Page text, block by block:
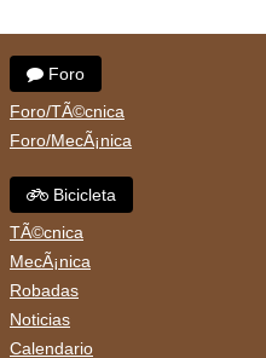
Foro
Foro/TÃ©cnica
Foro/MecÃ¡nica
Bicicleta
TÃ©cnica
MecÃ¡nica
Robadas
Noticias
Calendario